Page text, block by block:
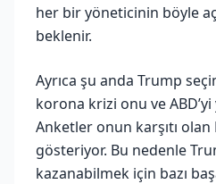
her bir yöneticinin böyle
beklenir.
Ayrıca şu anda Trump
korona krizi onu ve
Anketler onun karşıtı olan
gösteriyor. Bu nedenle
kazanabilmek için bazı